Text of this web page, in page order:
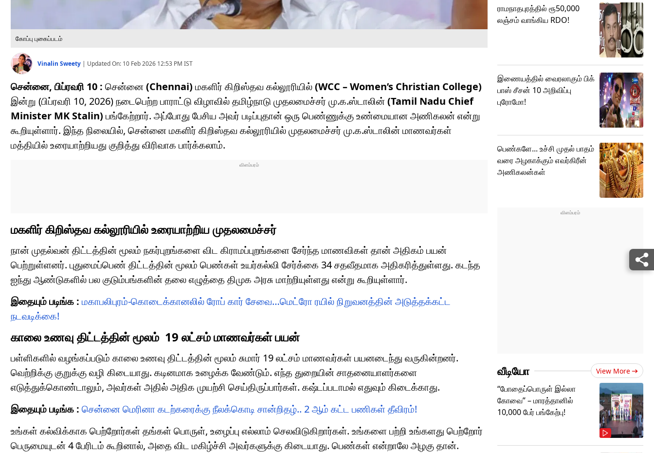
கோப்பு புகைப்படம்
Vinalin Sweety | Updated On: 10 Feb 2026 12:53 PM IST
சென்னை, பிப்ரவரி 10 : சென்னை(Chennai) மகளிர் கிறிஸ்தவ கல்லூரியில்(WCC – Women’s Christian College)
இன்று (பிப்ரவரி 10, 2026) நடைபெற்ற பாராட்டு விழாவில் தமிழ்நாடு முதலமைச்சர் மு.க.ஸ்டாலின்(Tamil Nadu Chief
Minister MK Stalin) பங்கேற்றார். அப்போது பேசிய அவர் படிப்புதான் ஒரு பெண்ணுக்கு உண்மையான அணிகலன் என்று
கூறியுள்ளார். இந்த நிலையில், சென்னை மகளிர் கிறிஸ்தவ கல்லூரியில் முதலமைச்சர் மு.க.ஸ்டாலின் மாணவர்கள்
மத்தியில் உரையாற்றியது குறித்து விரிவாக பார்க்கலாம்.
மகளிர் கிறிஸ்தவ கல்லூரியில் உரையாற்றிய முதலமைச்சர்
நான் முதல்வன் திட்டத்தின் மூலம் நகர்புறங்களை விட கிராமப்புறங்களை சேர்ந்த மாணவிகள் தான் அதிகம் பயன்
பெற்றுள்ளனர். புதுமைப்பெண் திட்டத்தின் மூலம் பெண்கள் உயர்கல்வி சேர்க்கை 34 சதவீதமாக அதிகரித்துள்ளது. கடந்த
ஐந்து ஆண்டுகளில் பல குடும்பங்களின் தலை எழுத்தை திமுக அரசு மாற்றியுள்ளது என்று கூறியுள்ளார்.
இதையும் படிங்க : மகாபலிபுரம்-கொடைக்கானலில் ரோப் கார் சேவை…மெட்ரோ ரயில் நிறுவனத்தின் அடுத்தக்கட்ட
நடவடிக்கை!
காலை உணவு திட்டத்தின் மூலம் 19 லட்சம் மாணவர்கள் பயன்
பள்ளிகளில் வழங்கப்படும் காலை உணவு திட்டத்தின் மூலம் சுமார் 19 லட்சம் மாணவர்கள் பயனடைந்து வருகின்றனர்.
வெற்றிக்கு குறுக்கு வழி கிடையாது. கடினமாக உழைக்க வேண்டும். எந்த துறையின் சாதனையாளர்களை
எடுத்துக்கொண்டாலும், அவர்கள் அதில் அதிக முயற்சி செய்திருப்பார்கள். கஷ்டப்படாமல் எதுவும் கிடைக்காது.
இதையும் படிங்க : சென்னை மெரினா கடற்கரைக்கு நீலக்கொடி சான்றிதழ்.. 2 ஆம் கட்ட பணிகள் தீவிரம்!
உங்கள் கல்விக்காக பெற்றோர்கள் தங்கள் பொருள், உழைப்பு எல்லாம் செலவிடுகிறார்கள். உங்களை பற்றி உங்களது பெற்றோர்
பெருமையுடன் 4 பேரிடம் கூறினால், அதை விட மகிழ்ச்சி அவர்களுக்கு கிடையாது. பெண்கள் என்றாலே அழகு தான்.
ராமநாதபுரத்தில் ரூ50,000
லஞ்சம் வாங்கிய RDO!
இணையத்தில் வைரலாகும் பிக்
பாஸ் சீசன் 10 அறிவிப்பு
புரோமோ!
பெண்களே... உச்சி முதல் பாதம்
வரை அழகாக்கும் எவர்கிரீன்
அணிகலன்கள்
வீடியோ View More
“போதைப்பொருள் இல்லா
கோவை” – மாரத்தானில்
10,000 பேர் பங்கேற்பு!